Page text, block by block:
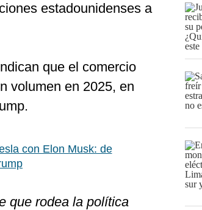
estadounidenses a
que el comercio
volumen en 2025, en
con Elon Musk: de
que rodea la política